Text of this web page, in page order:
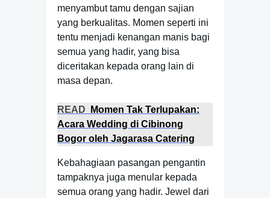
menyambut tamu dengan sajian
yang berkualitas. Momen seperti ini
tentu menjadi kenangan manis bagi
semua yang hadir, yang bisa
diceritakan kepada orang lain di
masa depan.
READ
Momen Tak Terlupakan:
Acara Wedding di Cibinong
Bogor oleh Jagarasa Catering
Kebahagiaan pasangan pengantin
tampaknya juga menular kepada
semua orang yang hadir. Jewel dari